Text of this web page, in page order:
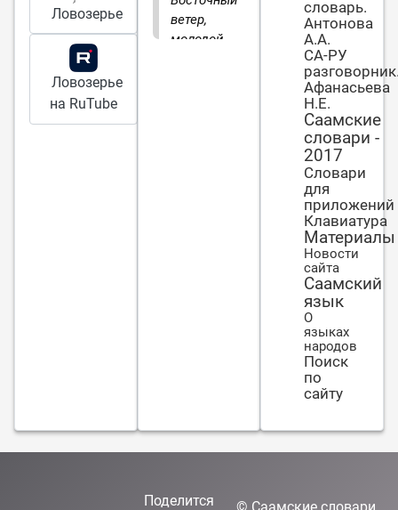
Ловозерье
Ловозерье
на RuTube
ветер,
молодой
словарь.
Антонова
А.А.
СА-РУ
Афанасьева
Н.Е.
Саамские
словари -
2017
Словари
для
приложений
Клавиатура
Материалы
Новости
сайта
Саамский
язык
О
языках
народов
Поиск
по
сайту
Поделится